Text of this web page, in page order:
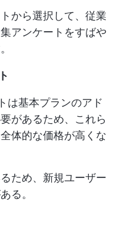
から選択して、従業
アンケートをすばや
は基本プランのアド
があるため、これら
体的な価格が高くな
ため、新規ユーザー
る。